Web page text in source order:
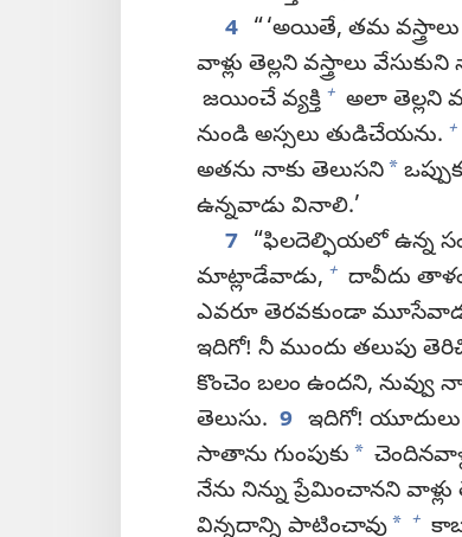
4 “ ‘అయితే, తమ
వాళ్లు తెల్లని వస్త్రాలు
జయించే వ్యక్తి + అలా తెల్లని
నుండి అస్సలు తుడిచేయను. +
అతను నాకు తెలుసని*
ఉన్నవాడు వినాలి.’
7 “ఫిలదెల్ఫియలో ఉన్న
మాట్లాడేవాడు, + దావీదు
ఎవరూ తెరవకుండా
ఇదిగో! నీ ముందు తలుపు
కొంచెం బలం ఉందని,
తెలుసు. 9 ఇదిగో!
సాతాను గుంపుకు *
నేను నిన్ను ప్రేమించానని
విన్నదాన్ని పాటించావు* +